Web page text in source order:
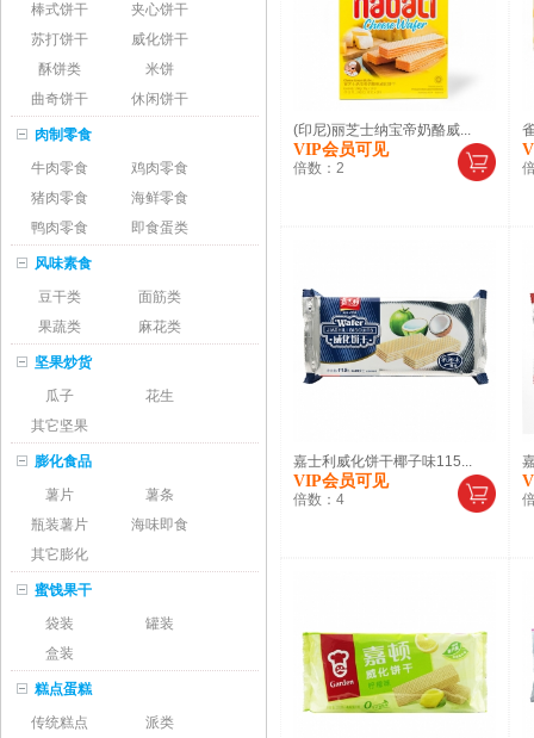
棒式饼干
夹心饼干
苏打饼干
威化饼干
酥饼类
米饼
曲奇饼干
休闲饼干
肉制零食
牛肉零食
鸡肉零食
猪肉零食
海鲜零食
鸭肉零食
即食蛋类
风味素食
豆干类
面筋类
果蔬类
麻花类
坚果炒货
瓜子
花生
其它坚果
膨化食品
薯片
薯条
瓶装薯片
海味即食
其它膨化
蜜饯果干
袋装
罐装
盒装
糕点蛋糕
传统糕点
派类
(印尼)丽芝士纳宝帝奶酪威...
VIP会员可见
倍数： 2
嘉士利威化饼干椰子味115...
VIP会员可见
倍数： 4